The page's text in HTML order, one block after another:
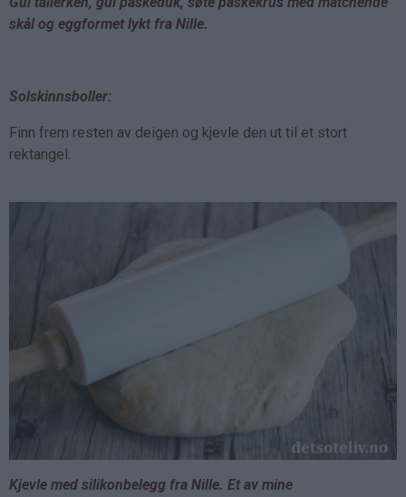
skål og eggformet lykt fra Nille.
Solskinnsboller:
Finn frem resten av deigen og kjevle den ut til et stort
rektangel.
Kjevle med silikonbelegg fra Nille. Et av mine